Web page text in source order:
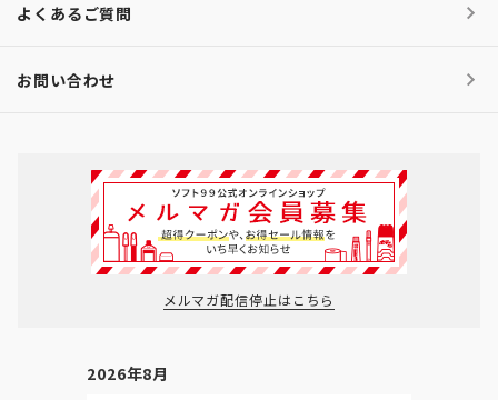
よくあるご質問
お問い合わせ
メルマガ配信停止はこちら
2026年8月